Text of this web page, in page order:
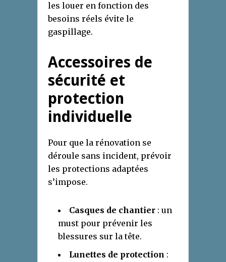
les louer en fonction des
besoins réels évite le
gaspillage.
Accessoires de
sécurité et
protection
individuelle
Pour que la rénovation se
déroule sans incident, prévoir
les protections adaptées
s’impose.
Casques de chantier : un
must pour prévenir les
blessures sur la tête.
Lunettes de protection :